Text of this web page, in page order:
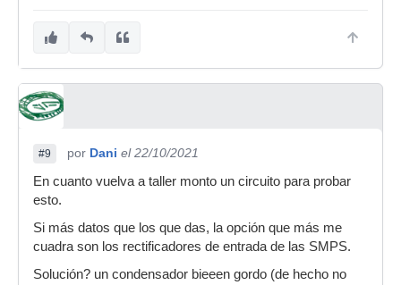
#9 por Dani el 22/10/2021
En cuanto vuelva a taller monto un circuito para probar
esto.
Si más datos que los que das, la opción que más me
cuadra son los rectificadores de entrada de las SMPS.
Solución? un condensador bieeen gordo (de hecho no